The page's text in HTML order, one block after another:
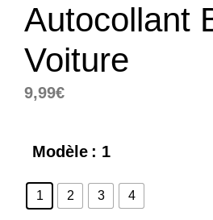
Autocollant
Voiture
9,99€
Modèle : 1
1 2 3 4